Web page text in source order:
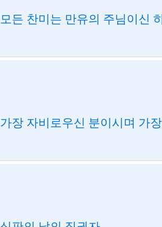
모든 찬미는 만유의 주님이신
가장 자비로우신 분이시며 가